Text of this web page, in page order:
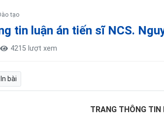
tạo
tin luận án tiến sĩ NCS.
4215 lượt xem
bài
TRANG THÔNG